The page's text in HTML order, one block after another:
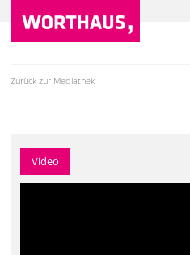
Zurück zur Mediathek
Video